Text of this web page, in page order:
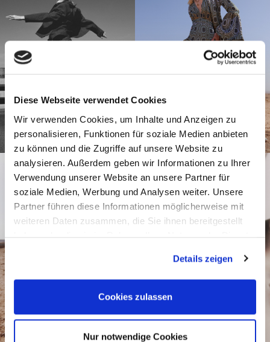
Diese Webseite verwendet Cookies
Wir verwenden Cookies, um Inhalte und Anzeigen zu
personalisieren, Funktionen für soziale Medien anbieten
zu können und die Zugriffe auf unsere Website zu
analysieren. Außerdem geben wir Informationen zu Ihrer
Verwendung unserer Website an unsere Partner für
soziale Medien, Werbung und Analysen weiter. Unsere
Partner führen diese Informationen möglicherweise mit
weiteren Daten zusammen, die Sie ihnen bereitgestellt
Details zeigen
Cookies zulassen
Nur notwendige Cookies